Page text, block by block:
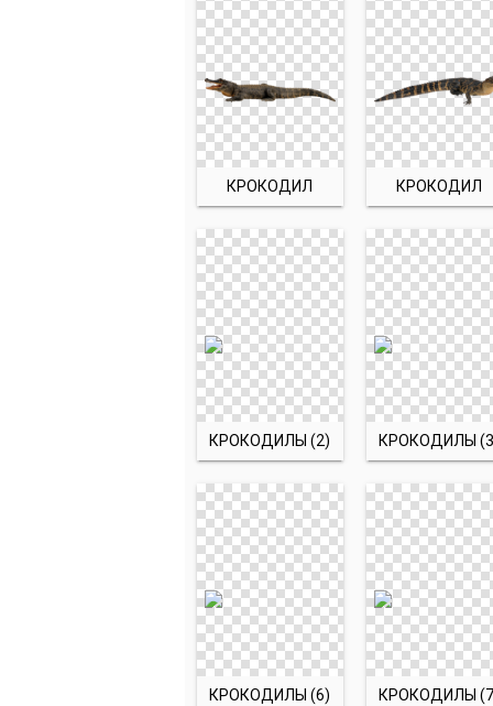
КРОКОДИЛ КРОКОДИЛ
КРОКОДИЛЫ (2) КРОКОДИЛЫ
КРОКОДИЛЫ (6) КРОКОДИЛЫ